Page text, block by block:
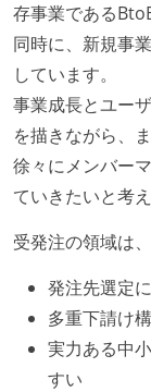
存事業である
同時に、新規事
しています。
事業成長とユー
を描きながら、
徐々にメンバー
ていきたいと考え
受発注の領域は、
発注先選定
多重下請け
実力ある中
すい